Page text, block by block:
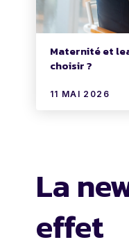
Maternité et
choisir ?
11 MAI 2026
La
effet